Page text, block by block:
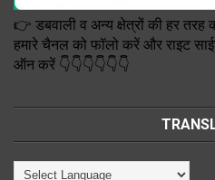
👉 डबवाली व अन्य क्षेत्रों की हर
हमारे चैनल को फॉलो करें और राइट
ऑन करें 👇👇👇👇👇👇